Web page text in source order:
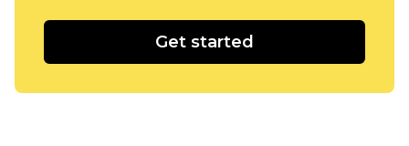
Get started